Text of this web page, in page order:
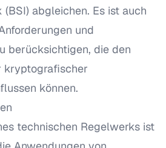
abgleichen. Es ist auch
und
berücksichtigen, die den
kryptografischer
können.
technischen Regelwerks ist